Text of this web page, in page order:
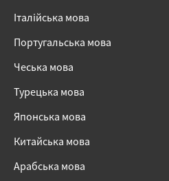
Італійська мова
Португальська мова
Чеська мова
Турецька мова
Японська мова
Китайська мова
Арабська мова